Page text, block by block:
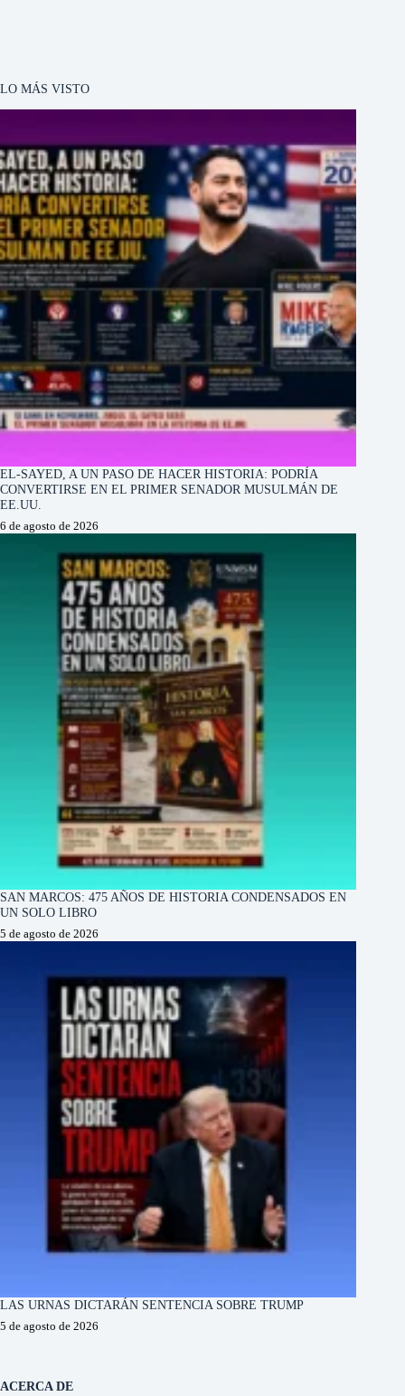
LO MÁS VISTO
EL-SAYED, A UN PASO DE HACER HISTORIA: PODRÍA
CONVERTIRSE EN EL PRIMER SENADOR MUSULMÁN DE
EE.UU.
6 de agosto de 2026
SAN MARCOS: 475 AÑOS DE HISTORIA CONDENSADOS EN
UN SOLO LIBRO
5 de agosto de 2026
LAS URNAS DICTARÁN SENTENCIA SOBRE TRUMP
5 de agosto de 2026
ACERCA DE